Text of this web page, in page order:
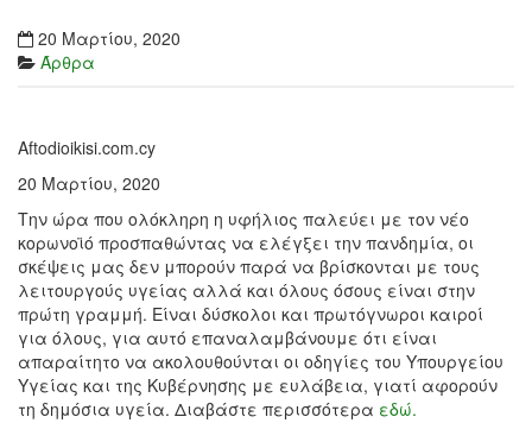
20 Μαρτίου, 2020
Άρθρα
Aftodioikisi.com.cy
20 Μαρτίου, 2020
Την ώρα που ολόκληρη η υφήλιος παλεύει με τον νέο
κορωνοϊό προσπαθώντας να ελέγξει την πανδημία, οι
σκέψεις μας δεν μπορούν παρά να βρίσκονται με τους
λειτουργούς υγείας αλλά και όλους όσους είναι στην
πρώτη γραμμή. Είναι δύσκολοι και πρωτόγνωροι καιροί
για όλους, για αυτό επαναλαμβάνουμε ότι είναι
απαραίτητο να ακολουθούνται οι οδηγίες του Υπουργείου
Υγείας και της Κυβέρνησης με ευλάβεια, γιατί αφορούν
τη δημόσια υγεία. Διαβάστε περισσότερα εδώ.